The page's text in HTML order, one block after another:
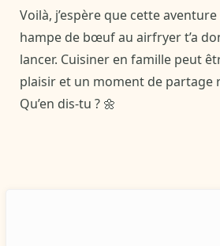
Voilà, j’espère que cette
hampe de bœuf au airfryer t’a
lancer. Cuisiner en famille peut
plaisir et un moment de partage
Qu’en dis-tu ? 🌼